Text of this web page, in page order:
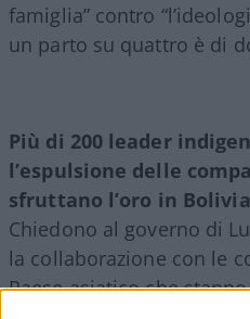
famiglia” contro
un parto su quattro è di
Più di 200 leader
l’espulsione delle
sfruttano l’oro in Bolivia
Chiedono al governo di
la collaborazione con le
Paese asiatico che